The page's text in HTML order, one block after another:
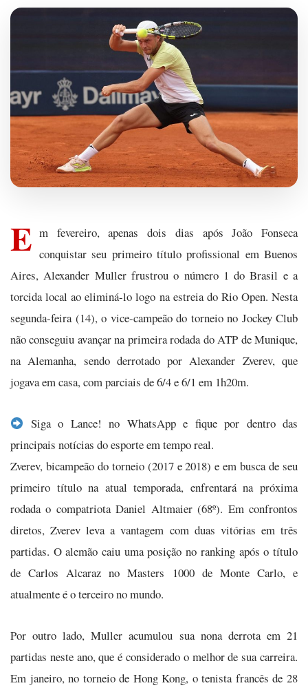
E m fevereiro, apenas dois dias após João Fonseca
conquistar seu primeiro título profissional em Buenos
Aires, Alexander Muller frustrou o número 1 do Brasil e a
torcida local ao eliminá-lo logo na estreia do Rio Open. Nesta
segunda-feira (14), o vice-campeão do torneio no Jockey Club
não conseguiu avançar na primeira rodada do ATP de Munique,
na Alemanha, sendo derrotado por Alexander Zverev, que
jogava em casa, com parciais de 6/4 e 6/1 em 1h20m.
Siga o Lance! no WhatsApp e fique por dentro das
principais notícias do esporte em tempo real.
Zverev, bicampeão do torneio (2017 e 2018) e em busca de seu
primeiro título na atual temporada, enfrentará na próxima
rodada o compatriota Daniel Altmaier (68º). Em confrontos
diretos, Zverev leva a vantagem com duas vitórias em três
partidas. O alemão caiu uma posição no ranking após o título
de Carlos Alcaraz no Masters 1000 de Monte Carlo, e
atualmente é o terceiro no mundo.
Por outro lado, Muller acumulou sua nona derrota em 21
partidas neste ano, que é considerado o melhor de sua carreira.
Em janeiro, no torneio de Hong Kong, o tenista francês de 28